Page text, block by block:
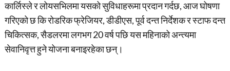
कार्लिस्ले र लोयसभिलमा यसको सुविधाहरूमा प्रदान गर्दछ, आज घोषणा
गरिएको छ कि रोडरिक फ्रेजियर, डीडीएस, पूर्व दन्त निर्देशक र स्टाफ दन्त
चिकित्सक, सैडलरमा लगभग 20 वर्ष पछि यस महिनाको अन्त्यमा
सेवानिवृत्त हुने योजना बनाइरहेका छन्।